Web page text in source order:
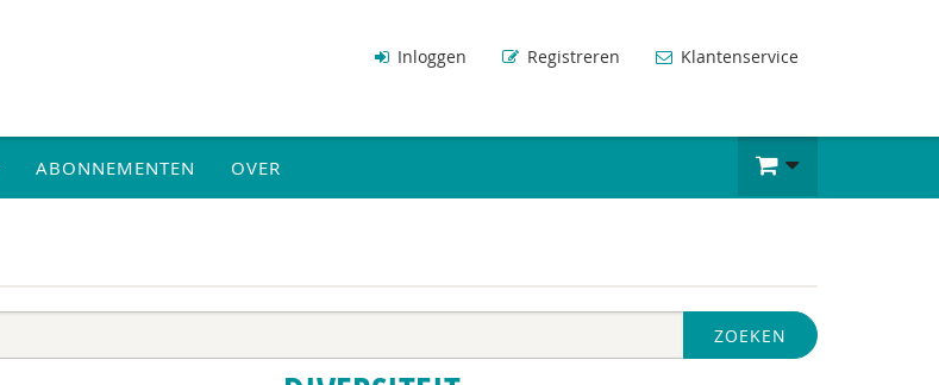
Inloggen Registreren Klantenservice
ABONNEMENTEN OVER
ZOEKEN